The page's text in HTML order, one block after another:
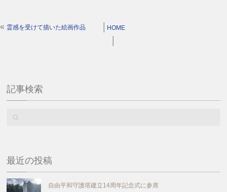
« 霊感を受けて描いた絵画作品 HOME
記事検索
最近の投稿
自由平和守護塔建立14周年記念式に参席